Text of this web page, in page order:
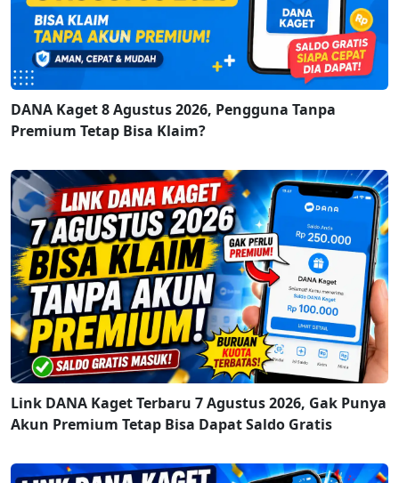
DANA Kaget 8 Agustus 2026, Pengguna Tanpa
Premium Tetap Bisa Klaim?
Link DANA Kaget Terbaru 7 Agustus 2026, Gak Punya
Akun Premium Tetap Bisa Dapat Saldo Gratis